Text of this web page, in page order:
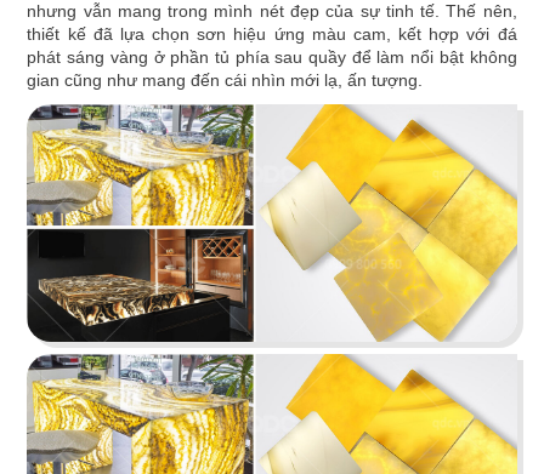
Chi tiết
O TEM
Phong cách Indochine kết hợp kiến trúc cung
nhưng vẫn mang trong mình nét đẹp của sự tinh tế. Thế nên,
thiết kế đã lựa chọn sơn hiệu ứng màu cam, kết hợp với đá
phát sáng vàng ở phần tủ phía sau quầy để làm nổi bật không
gian cũng như mang đến cái nhìn mới lạ, ấn tượng.